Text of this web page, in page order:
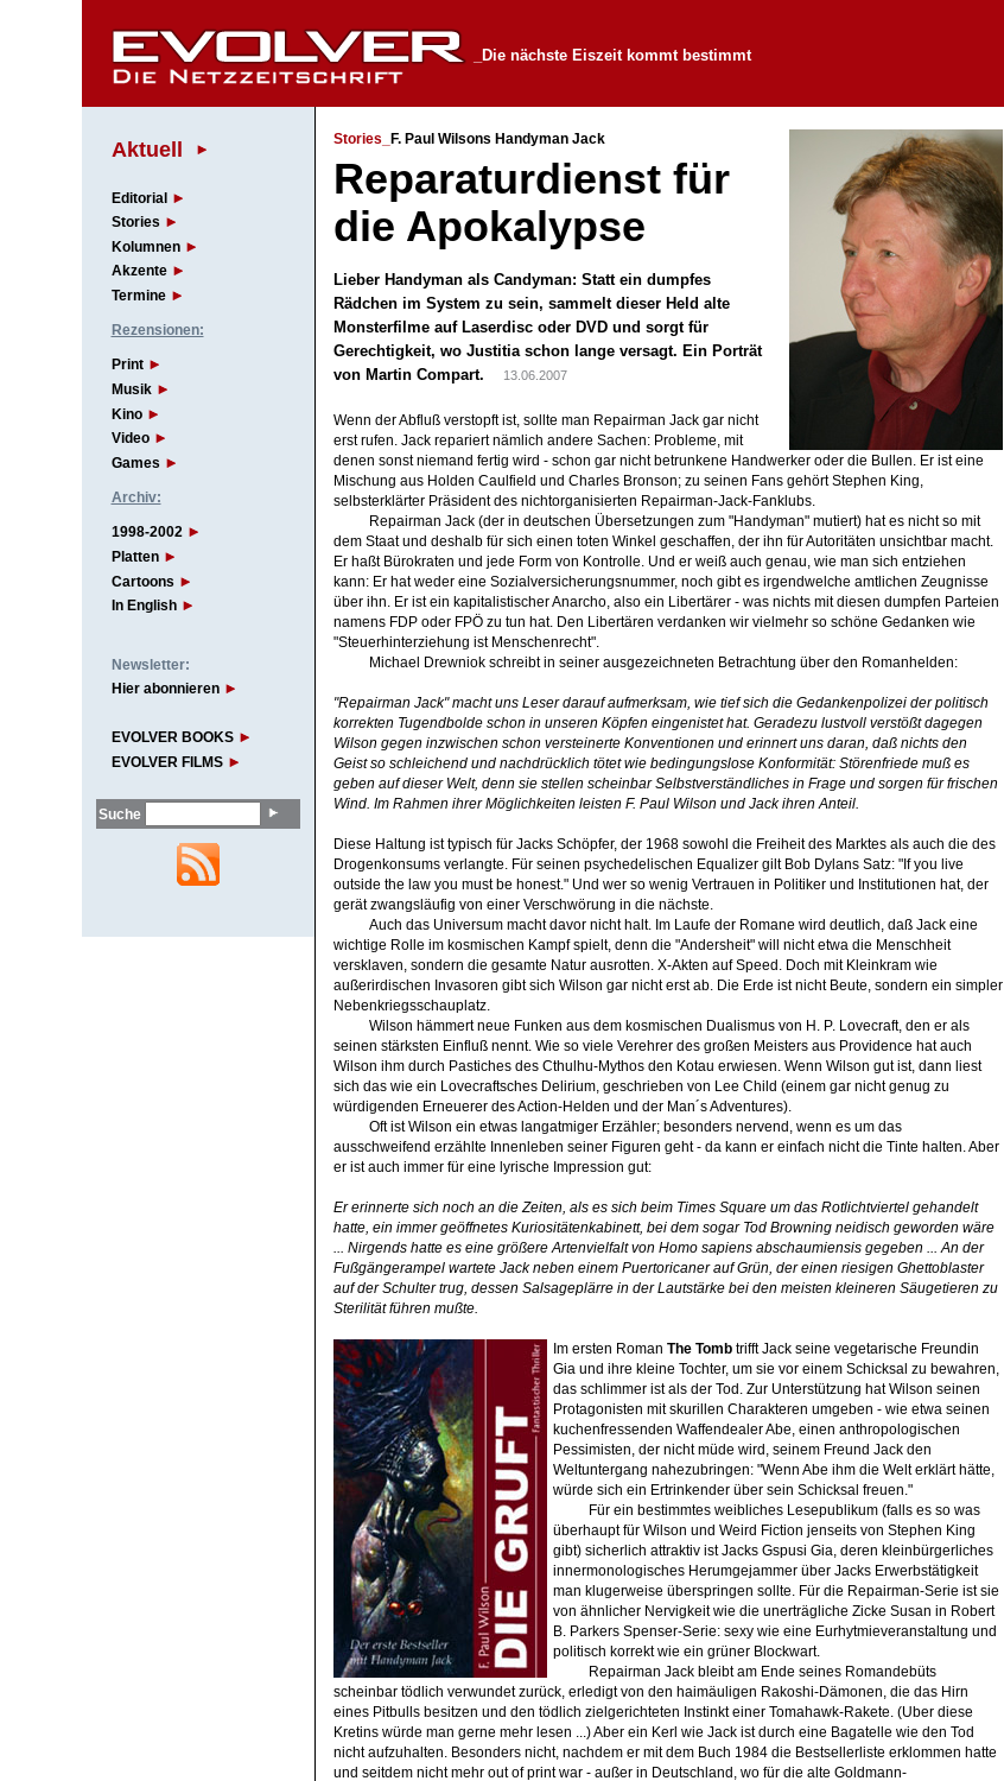
_Die nächste Eiszeit kommt bestimmt
Aktuell
Editorial
Stories
Kolumnen
Akzente
Termine
Rezensionen:
Print
Musik
Kino
Video
Games
Archiv:
1998-2002
Platten
Cartoons
In English
Newsletter:
Hier abonnieren
EVOLVER BOOKS
EVOLVER FILMS
Suche
Stories_ F. Paul Wilsons Handyman Jack
Reparaturdienst für
die Apokalypse
Lieber Handyman als Candyman: Statt ein dumpfes
Rädchen im System zu sein, sammelt dieser Held alte
Monsterfilme auf Laserdisc oder DVD und sorgt für
Gerechtigkeit, wo Justitia schon lange versagt. Ein Porträt
von Martin Compart.
13.06.2007
Wenn der Abfluß verstopft ist, sollte man Repairman Jack gar nicht
erst rufen. Jack repariert nämlich andere Sachen: Probleme, mit
denen sonst niemand fertig wird - schon gar nicht betrunkene Handwerker oder die Bullen. Er ist eine
Mischung aus Holden Caulfield und Charles Bronson; zu seinen Fans gehört Stephen King,
selbsterklärter Präsident des nichtorganisierten Repairman-Jack-Fanklubs.
Repairman Jack (der in deutschen Übersetzungen zum "Handyman" mutiert) hat es nicht so mit
dem Staat und deshalb für sich einen toten Winkel geschaffen, der ihn für Autoritäten unsichtbar macht.
Er haßt Bürokraten und jede Form von Kontrolle. Und er weiß auch genau, wie man sich entziehen
kann: Er hat weder eine Sozialversicherungsnummer, noch gibt es irgendwelche amtlichen Zeugnisse
über ihn. Er ist ein kapitalistischer Anarcho, also ein Libertärer - was nichts mit diesen dumpfen Parteien
namens FDP oder FPÖ zu tun hat. Den Libertären verdanken wir vielmehr so schöne Gedanken wie
"Steuerhinterziehung ist Menschenrecht".
Michael Drewniok schreibt in seiner ausgezeichneten Betrachtung über den Romanhelden:
"Repairman Jack" macht uns Leser darauf aufmerksam, wie tief sich die Gedankenpolizei der politisch
korrekten Tugendbolde schon in unseren Köpfen eingenistet hat. Geradezu lustvoll verstößt dagegen
Wilson gegen inzwischen schon versteinerte Konventionen und erinnert uns daran, daß nichts den
Geist so schleichend und nachdrücklich tötet wie bedingungslose Konformität: Störenfriede muß es
geben auf dieser Welt, denn sie stellen scheinbar Selbstverständliches in Frage und sorgen für frischen
Wind. Im Rahmen ihrer Möglichkeiten leisten F. Paul Wilson und Jack ihren Anteil.
Diese Haltung ist typisch für Jacks Schöpfer, der 1968 sowohl die Freiheit des Marktes als auch die des
Drogenkonsums verlangte. Für seinen psychedelischen Equalizer gilt Bob Dylans Satz: "If you live
outside the law you must be honest." Und wer so wenig Vertrauen in Politiker und Institutionen hat, der
gerät zwangsläufig von einer Verschwörung in die nächste.
Auch das Universum macht davor nicht halt. Im Laufe der Romane wird deutlich, daß Jack eine
wichtige Rolle im kosmischen Kampf spielt, denn die "Andersheit" will nicht etwa die Menschheit
versklaven, sondern die gesamte Natur ausrotten. X-Akten auf Speed. Doch mit Kleinkram wie
außerirdischen Invasoren gibt sich Wilson gar nicht erst ab. Die Erde ist nicht Beute, sondern ein simpler
Nebenkriegsschauplatz.
Wilson hämmert neue Funken aus dem kosmischen Dualismus von H. P. Lovecraft, den er als
seinen stärksten Einfluß nennt. Wie so viele Verehrer des großen Meisters aus Providence hat auch
Wilson ihm durch Pastiches des Cthulhu-Mythos den Kotau erwiesen. Wenn Wilson gut ist, dann liest
sich das wie ein Lovecraftsches Delirium, geschrieben von Lee Child (einem gar nicht genug zu
würdigenden Erneuerer des Action-Helden und der Man´s Adventures).
Oft ist Wilson ein etwas langatmiger Erzähler; besonders nervend, wenn es um das
ausschweifend erzählte Innenleben seiner Figuren geht - da kann er einfach nicht die Tinte halten. Aber
er ist auch immer für eine lyrische Impression gut:
Er erinnerte sich noch an die Zeiten, als es sich beim Times Square um das Rotlichtviertel gehandelt
hatte, ein immer geöffnetes Kuriositätenkabinett, bei dem sogar Tod Browning neidisch geworden wäre
... Nirgends hatte es eine größere Artenvielfalt von Homo sapiens abschaumiensis gegeben ... An der
Fußgängerampel wartete Jack neben einem Puertoricaner auf Grün, der einen riesigen Ghettoblaster
auf der Schulter trug, dessen Salsageplärre in der Lautstärke bei den meisten kleineren Säugetieren zu
Sterilität führen mußte.
Im ersten RomanThe Tomb trifft Jack seine vegetarische Freundin
Gia und ihre kleine Tochter, um sie vor einem Schicksal zu bewahren,
das schlimmer ist als der Tod. Zur Unterstützung hat Wilson seinen
Protagonisten mit skurillen Charakteren umgeben - wie etwa seinen
kuchenfressenden Waffendealer Abe, einen anthropologischen
Pessimisten, der nicht müde wird, seinem Freund Jack den
Weltuntergang nahezubringen: "Wenn Abe ihm die Welt erklärt hätte,
würde sich ein Ertrinkender über sein Schicksal freuen."
Für ein bestimmtes weibliches Lesepublikum (falls es so was
überhaupt für Wilson und Weird Fiction jenseits von Stephen King
gibt) sicherlich attraktiv ist Jacks Gspusi Gia, deren kleinbürgerliches
innermonologisches Herumgejammer über Jacks Erwerbstätigkeit
man klugerweise überspringen sollte. Für die Repairman-Serie ist sie
von ähnlicher Nervigkeit wie die unerträgliche Zicke Susan in Robert
B. Parkers Spenser-Serie: sexy wie eine Eurhytmieveranstaltung und
politisch korrekt wie ein grüner Blockwart.
Repairman Jack bleibt am Ende seines Romandebüts
scheinbar tödlich verwundet zurück, erledigt von den haimäuligen Rakoshi-Dämonen, die das Hirn
eines Pitbulls besitzen und den tödlich zielgerichteten Instinkt einer Tomahawk-Rakete. (Uber diese
Kretins würde man gerne mehr lesen ...) Aber ein Kerl wie Jack ist durch eine Bagatelle wie den Tod
nicht aufzuhalten. Besonders nicht, nachdem er mit dem Buch 1984 die Bestsellerliste erklommen hatte
und seitdem nicht mehr out of print war - außer in Deutschland, wo für die alte Goldmann-